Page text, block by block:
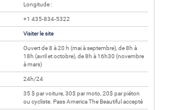
Longitude :
+1 435-834-5322
Visiter le site
Ouvert de 8 à 20 h (mai à septembre), de 8h à
18h (avril et octobre), de 8h à 16h30 (novembre
à mars)
24h/24
35 $ par voiture, 30$ par moto, 20$ par piéton
ou cycliste. Pass America The Beautiful accepté